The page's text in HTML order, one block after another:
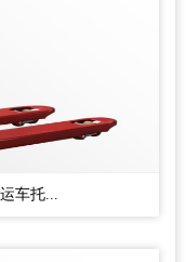
车托...